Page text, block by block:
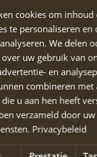
april/mei 2024
natuur, de zon en
aangenaam en
de typische sfeer
van oude beschavingen en
contacten.
cookies om inhoud
te personaliseren en
We delen
uw gebruik van
en
combineren met
u aan hen heeft
verzameld door
Privacybeleid